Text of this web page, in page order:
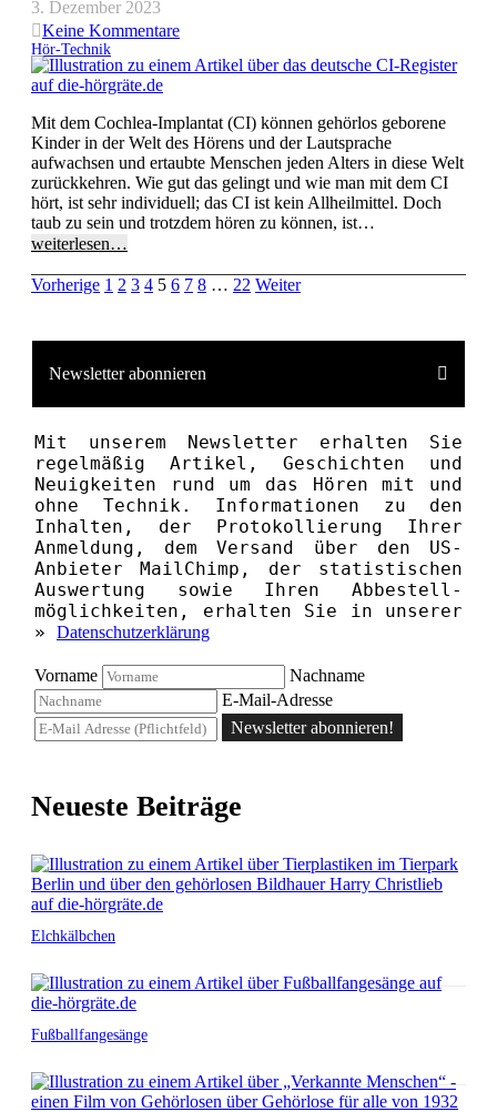
3. Dezember 2023
Keine Kommentare
Hör-Technik
Mit dem Cochlea-Implantat (CI) können gehörlos geborene
Kinder in der Welt des Hörens und der Lautsprache
aufwachsen und ertaubte Menschen jeden Alters in diese Welt
zurückkehren. Wie gut das gelingt und wie man mit dem CI
hört, ist sehr individuell; das CI ist kein Allheilmittel. Doch
taub zu sein und trotzdem hören zu können, ist…
weiterlesen…
Vorherige 1 2 3 4 5 6 7 8 … 22 Weiter
Newsletter abonnieren
Mit unserem News­letter erhalten Sie
regelmäßig Artikel, Geschichten und
Neuigkeiten rund um das Hören mit und
ohne Technik. Informationen zu den
Inhalten, der Proto­kollierung Ihrer
Anmeldung, dem Versand über den US-
Anbieter MailChimp, der statistischen
Aus­wertung sowie Ihren Ab­bestell­­
möglichkeiten, erhalten Sie in unserer
» Datenschutzerklärung
Vorname
Nachname
E-Mail-Adresse
Newsletter abonnieren!
Neueste Beiträge
Elchkälbchen
Fußballfangesänge